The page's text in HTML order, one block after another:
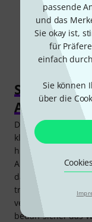
passende
und das
Sie okay ist,
für
einfach
Sie können
über die
Sonstige 4-
Anfänger
Die Bezeichnung
klingt erst einmal
hinter diesem
Aber was heißt
damit
traditionellen
verbundenen
bedarf sicher das